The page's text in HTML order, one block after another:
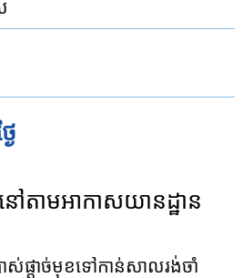
ៃ
តាមអាកាសយានដ្ឋាន
ស់ផ្តាច់មុខទៅកាន់សាលរង់ចាំ